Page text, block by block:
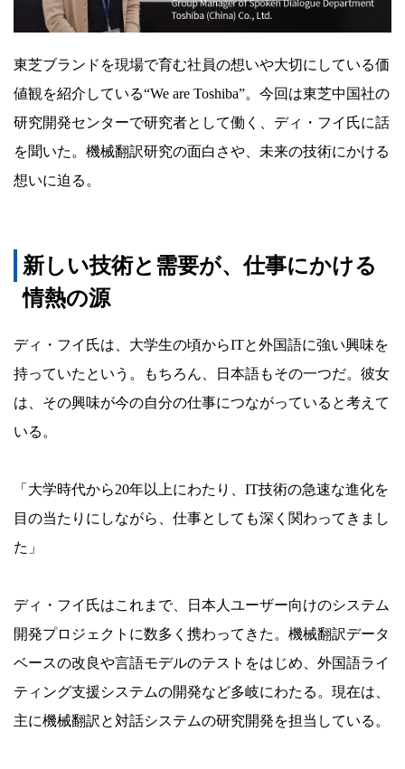
る‐
We
are
Toshiba【中
国
編】
東芝ブランドを現場で育む社員の想いや大切にしている価
値観を紹介している“We are Toshiba”。今回は東芝中国社の
研究開発センターで研究者として働く、ディ・フイ氏に話
を聞いた。機械翻訳研究の面白さや、未来の技術にかける
想いに迫る。
新しい技術と需要が、仕事にかける
情熱の源
ディ・フイ氏は、大学生の頃からITと外国語に強い興味を
持っていたという。もちろん、日本語もその一つだ。彼女
は、その興味が今の自分の仕事につながっていると考えて
いる。
「大学時代から20年以上にわたり、IT技術の急速な進化を
目の当たりにしながら、仕事としても深く関わってきまし
た」
ディ・フイ氏はこれまで、日本人ユーザー向けのシステム
開発プロジェクトに数多く携わってきた。機械翻訳データ
ベースの改良や言語モデルのテストをはじめ、外国語ライ
ティング支援システムの開発など多岐にわたる。現在は、
主に機械翻訳と対話システムの研究開発を担当している。